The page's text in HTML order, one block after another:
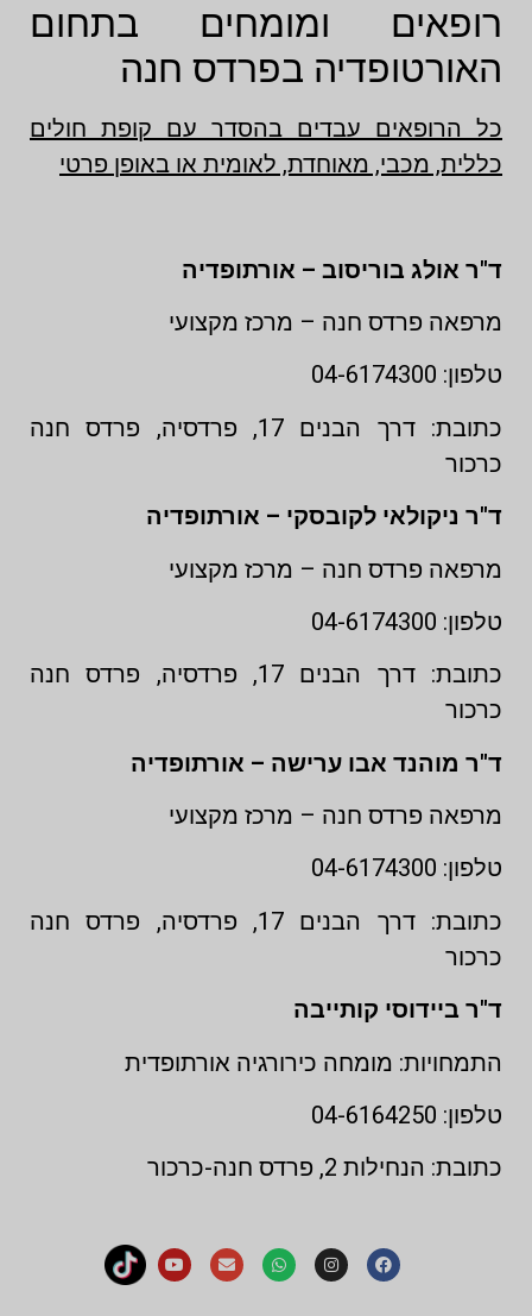
רופאים ומומחים בתחום
האורטופדיה בפרדס חנה
כל הרופאים עבדים בהסדר עם קופת חולים
כללית, מכבי, מאוחדת, לאומית או באופן פרטי
ד"ר אולג בוריסוב – אורתופדיה
מרפאה פרדס חנה – מרכז מקצועי
טלפון: 04-6174300
כתובת: דרך הבנים 17, פרדסיה, פרדס חנה
כרכור
ד"ר ניקולאי לקובסקי – אורתופדיה
מרפאה פרדס חנה – מרכז מקצועי
טלפון: 04-6174300
כתובת: דרך הבנים 17, פרדסיה, פרדס חנה
כרכור
ד"ר מוהנד אבו ערישה – אורתופדיה
מרפאה פרדס חנה – מרכז מקצועי
טלפון: 04-6174300
כתובת: דרך הבנים 17, פרדסיה, פרדס חנה
כרכור
ד"ר ביידוסי קותייבה
התמחויות: מומחה כירורגיה אורתופדית
טלפון: 04-6164250
כתובת: הנחילות 2, פרדס חנה-כרכור